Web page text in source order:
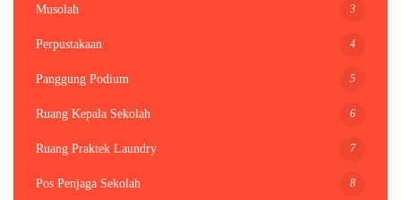
Musolah 3
Perpustakaan 4
Panggung Podium 5
Ruang Kepala Sekolah 6
Ruang Praktek Laundry 7
Pos Penjaga Sekolah 8